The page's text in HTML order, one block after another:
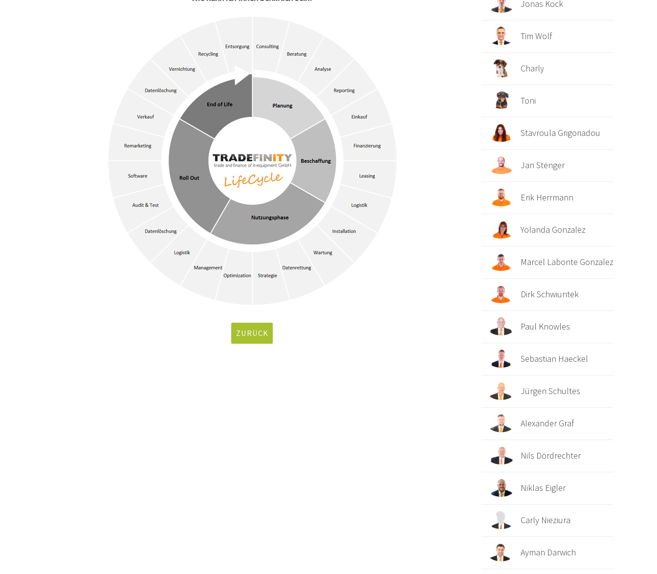
ZURÜCK
Jonas Kock
Tim Wolf
Charly
Toni
Stavroula Grigoriadou
Jan Stenger
Erik Herrmann
Yolanda Gonzalez
Marcel Labonte Gonzalez
Dirk Schwiuntek
Paul Knowles
Sebastian Haeckel
Jürgen Schultes
Alexander Graf
Nils Dördrechter
Niklas Eigler
Carly Nieziura
Ayman Darwich